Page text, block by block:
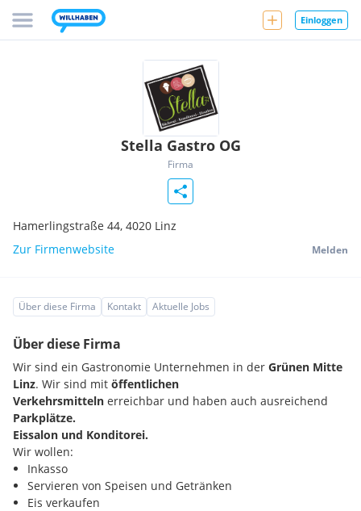
Einloggen
Stella Gastro OG
Firma
Hamerlingstraße 44, 4020 Linz
Zur Firmenwebsite
Melden
Über diese Firma Kontakt Aktuelle Jobs
Über diese Firma
Wir sind ein Gastronomie Unternehmen in der Grünen Mitte
Linz. Wir sind mit öffentlichen
Verkehrsmitteln erreichbar und haben auch ausreichend
Parkplätze.
Eissalon und Konditorei.
Wir wollen:
Inkasso
Servieren von Speisen und Getränken
Eis verkaufen